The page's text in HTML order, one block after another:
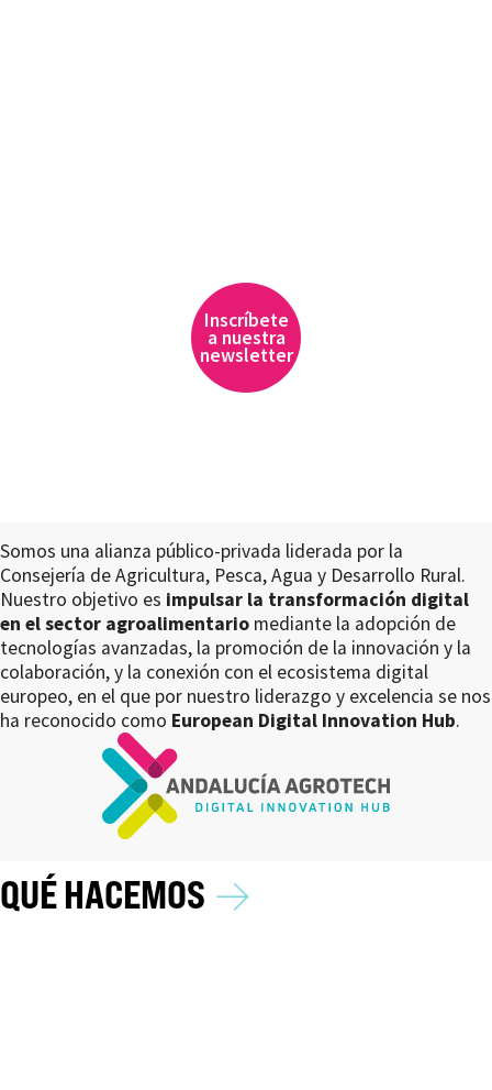
Somos una alianza público-privada liderada por la
Consejería de Agricultura, Pesca, Agua y Desarrollo Rural.
Nuestro objetivo es impulsar la transformación digital
en el sector agroalimentario mediante la adopción de
tecnologías avanzadas, la promoción de la innovación y la
colaboración, y la conexión con el ecosistema digital
europeo, en el que por nuestro liderazgo y excelencia se nos
ha reconocido como European Digital Innovation Hub.
Inscríbete
a nuestra
newsletter
QUÉ HACEMOS →